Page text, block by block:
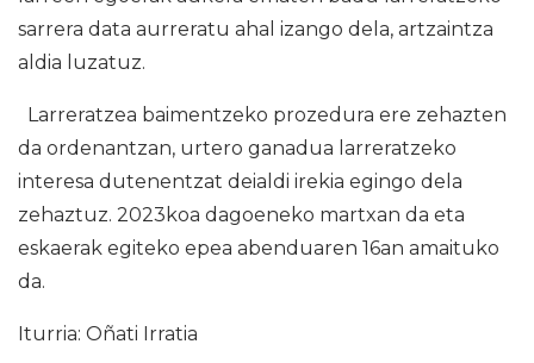
sarrera data aurreratu ahal izango dela, artzaintza
aldia luzatuz.
Larreratzea baimentzeko prozedura ere zehazten
da ordenantzan, urtero ganadua larreratzeko
interesa dutenentzat deialdi irekia egingo dela
zehaztuz. 2023koa dagoeneko martxan da eta
eskaerak egiteko epea abenduaren 16an amaituko
da.
Iturria: Oñati Irratia